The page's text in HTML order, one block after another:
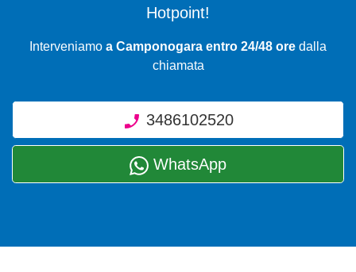
Hotpoint!
Interveniamo a Camponogara entro 24/48 ore dalla
chiamata
3486102520
WhatsApp